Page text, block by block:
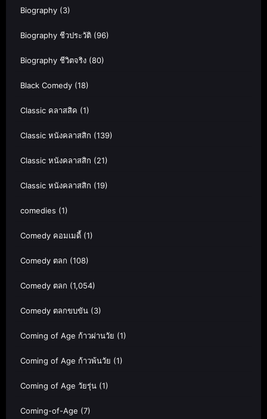
Biography (3)
Biography ชีวประวัติ (96)
Biography ชีวิตจริง (80)
Black Comedy (18)
Classic คลาสสิค (1)
Classic หนังคลาสสิก (139)
Classic หนังคลาสสิก (21)
Classic หนังคลาสสิก (19)
comedies (1)
Comedy คอมเมดี้ (1)
Comedy ตลก (108)
Comedy ตลก (1,054)
Comedy ตลกขบขัน (3)
Coming of Age ก้าวผ่านวัย (1)
Coming of Age ก้าวพ้นวัย (1)
Coming of Age วัยรุ่น (1)
Coming-of-Age (7)